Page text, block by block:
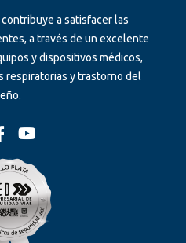
a satisfacer las
a través de un excelente
y dispositivos médicos,
respiratorias y trastorno del